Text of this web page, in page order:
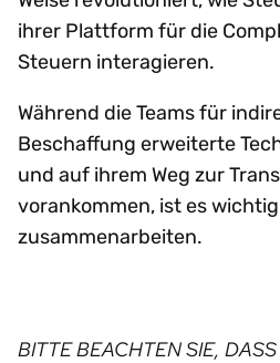
ihrer Plattform für die
Steuern interagieren.
Während die Teams für
Beschaffung erweiterte
und auf ihrem Weg zur
vorankommen, ist es
zusammenarbeiten.
BITTE BEACHTEN SIE,